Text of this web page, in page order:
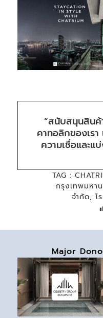
“สนับสนุนสินค้
คาทอลิกของเร
ความเชื่อและแ
TAG :
กรุงเทพมหา
จำกัด, โ
Major